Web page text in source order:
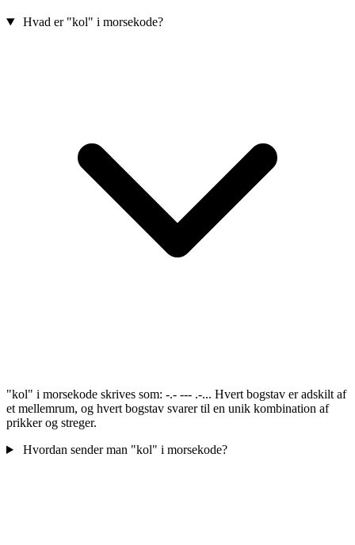
Hvad er "kol" i morsekode?
"kol" i morsekode skrives som: -.- --- .-... Hvert bogstav er adskilt af
et mellemrum, og hvert bogstav svarer til en unik kombination af
prikker og streger.
Hvordan sender man "kol" i morsekode?